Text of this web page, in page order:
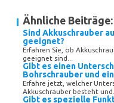
Ähnliche Beiträge:
Sind Akkuschrauber
geeignet?
Erfahren Sie, ob
geeignet sind...
Gibt es einen
Bohrschrauber und
Erfahre jetzt, welcher
Akkuschrauber besteht und...
Gibt es spezielle